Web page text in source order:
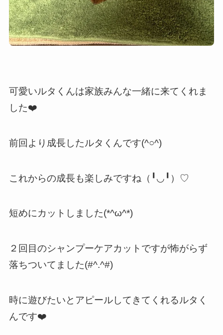
可愛いルタくんは家族みんな一緒に来てくれま
した❤️
前回より成長したルタくんです(^○^)
これからの成長も楽しみですね（╹◡╹）♡
短めにカットしました(*^ω^*)
２回目のシャンプーケアカットですが怖がらず
落ちついてました(#^.^#)
時に遊びたいとアピールしてきてくれるルタく
んです❤️